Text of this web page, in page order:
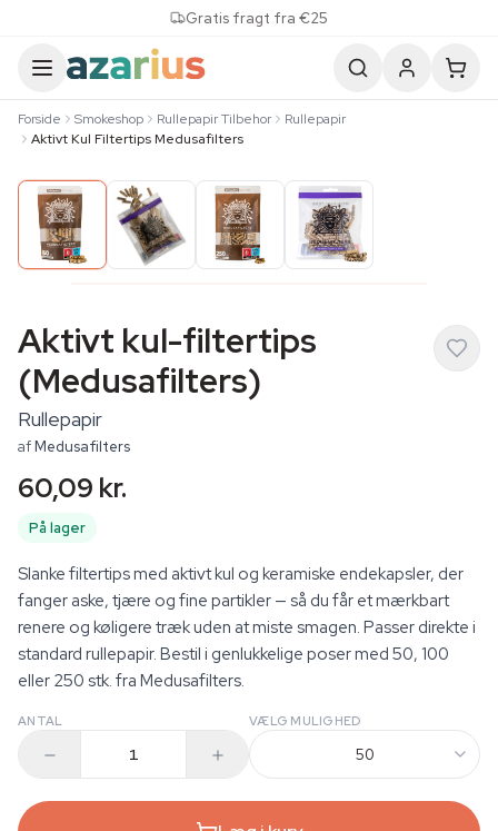
Gratis fragt fra €25
Forside Smokeshop Rullepapir Tilbehor
Rullepapir
Aktivt Kul Filtertips Medusafilters
Aktivt kul-filtertips
(Medusafilters)
Rullepapir
afMedusafilters
60,09 kr.
På lager
Slanke filtertips med aktivt kul og keramiske endekapsler, der
fanger aske, tjære og fine partikler — så du får et mærkbart
renere og køligere træk uden at miste smagen. Passer direkte i
standard rullepapir. Bestil i genlukkelige poser med 50, 100
eller 250 stk. fra Medusafilters.
ANTAL VÆLG MULIGHED
50